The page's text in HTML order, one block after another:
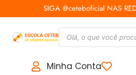
SIGA @ceteboficial NAS
Minha Conta